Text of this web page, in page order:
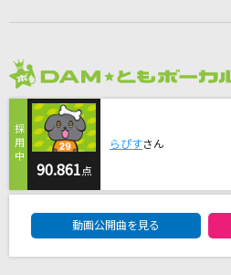
らしさ
Planetes
EGOIST
SBY
リコリス
90.861 点
らぴすさん
動画公開曲を見る